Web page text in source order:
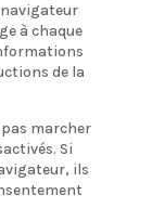
à chaque
de la
marcher
Si
ils